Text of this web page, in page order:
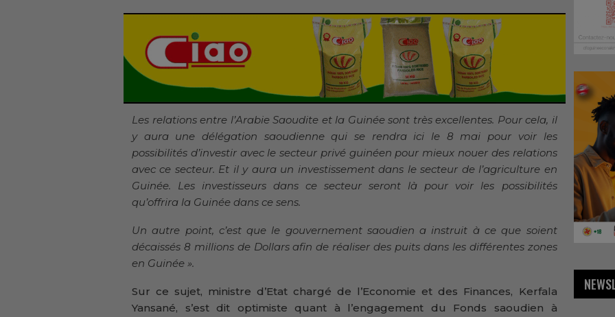
Les relations entre l’Arabie Saoudite et la Guinée sont très excellentes. Pour cela, il
y aura une délégation saoudienne qui se rendra ici le 8 mai pour voir les
possibilités d’investir avec le secteur privé guinéen pour mieux nouer des relations
avec ce secteur. Et il y aura un investissement dans le secteur de l’agriculture en
Guinée. Les investisseurs dans ce secteur seront là pour voir les possibilités
qu’offrira la Guinée dans ce sens.
Un autre point, c’est que le gouvernement saoudien a instruit à ce que soient
décaissés 8 millions de Dollars afin de réaliser des puits dans les différentes zones
en Guinée ».
Sur ce sujet, ministre d’Etat chargé de l’Economie et des Finances, Kerfala
Yansané, s’est dit optimiste quant à l’engagement du Fonds saoudien à